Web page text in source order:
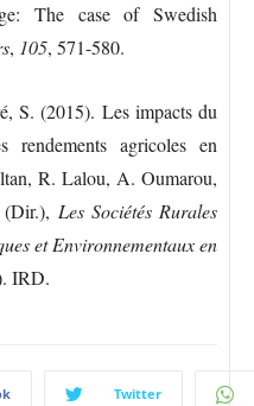
The case of Swedish
, 105, 571-580.
S. (2015). Les impacts du
rendements agricoles en
R. Lalou, A. Oumarou,
Les Sociétés Rurales
et Environnementaux en
IRD.
Twitter